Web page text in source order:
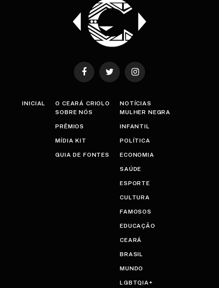
FacebookTwitter Instagram
INICIAL
O CEARÁ CRIOLO
SOBRE NÓS
PRÊMIOS
MÍDIA KIT
GUIA DE FONTES
NOTÍCIAS
MULHER NEGRA
INFANTIL
POLÍTICA
ECONOMIA
SAÚDE
ESPORTE
CULTURA
FAMOSOS
EDUCAÇÃO
CEARÁ
BRASIL
MUNDO
LGBTQIA+